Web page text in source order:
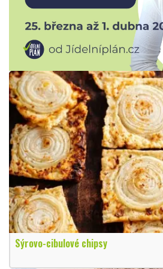
Sýrovo-cibulové chipsy